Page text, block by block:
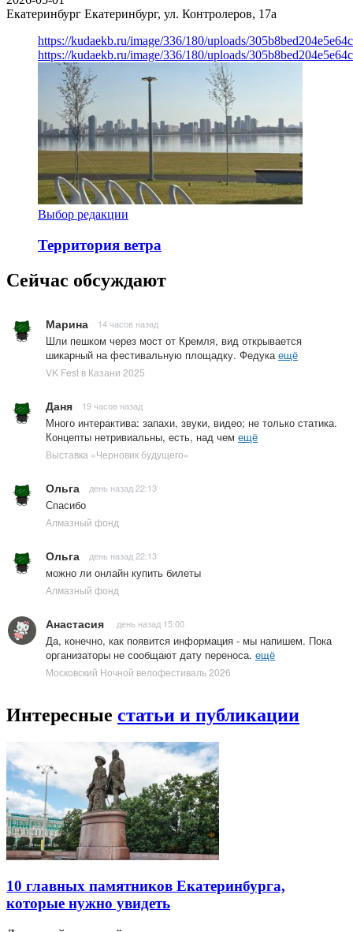
Екатеринбург Екатеринбург, ул. Контролеров, 17а
https://kudaekb.ru/image/336/180/uploads/
https://kudaekb.ru/image/336/180/uploads/
Выбор редакции
Территория ветра
Сейчас обсуждают
Марина 14 часов назад
Шли пешком через мост от Кремля, вид открывается
шикарный на фестивальную площадку. Федука ещё
VK Fest в Казани 2025
Даня 19 часов назад
Много интерактива: запахи, звуки, видео; не только статика.
Концепты нетривиальны, есть, над чем ещё
Выставка «Черновик будущего»
Ольга день назад 22:13
Спасибо
Алмазный фонд
Ольга день назад 22:13
можно ли онлайн купить билеты
Алмазный фонд
Анастасия день назад 15:00
Да, конечно, как появится информация - мы напишем. Пока
организаторы не сообщают дату переноса. ещё
Московский Ночной велофестиваль 2026
Интересные статьи и публикации
10 главных памятников Екатеринбурга,
которые нужно увидеть